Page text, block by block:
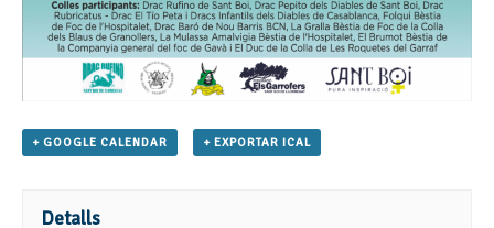
+ GOOGLE CALENDAR + EXPORTAR ICAL
Detalls